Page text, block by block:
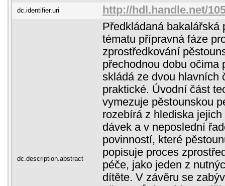
dc.identifier.uri http://hdl.handle.net/
dc.description.abstract
Předkládaná bakalářská
tématu přípravná fáze
zprostředkování
přechodnou dobu očima
skládá ze dvou hlavních
praktické. Úvodní část
vymezuje pěstounskou
rozebírá z hlediska
dávek a v neposlední
povinností, které
popisuje proces
péče, jako jeden z
dítěte. V závěru se